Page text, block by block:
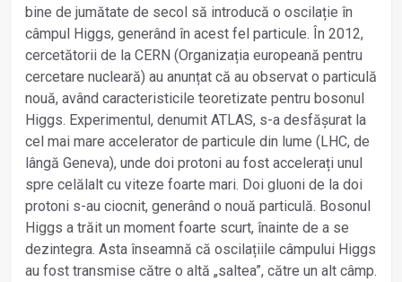
bine de jumătate de secol să introducă o oscilație în
câmpul Higgs, generând în acest fel particule. În 2012,
cercetătorii de la CERN (Organizația europeană pentru
cercetare nucleară) au anunțat că au observat o particulă
nouă, având caracteristicile teoretizate pentru bosonul
Higgs. Experimentul, denumit ATLAS, s-a desfășurat la
cel mai mare accelerator de particule din lume (LHC, de
lângă Geneva), unde doi protoni au fost accelerați unul
spre celălalt cu viteze foarte mari. Doi gluoni de la doi
protoni s-au ciocnit, generând o nouă particulă. Bosonul
Higgs a trăit un moment foarte scurt, înainte de a se
dezintegra. Asta înseamnă că oscilațiile câmpului Higgs
au fost transmise către o altă „saltea”, către un alt câmp.